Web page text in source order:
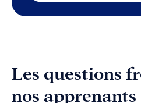
Les questions
nos apprenants